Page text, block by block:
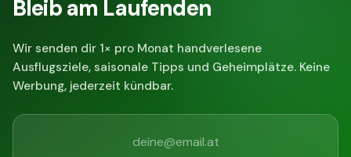
Bleib am Laufenden
Wir senden dir 1× pro Monat handverlesene
Ausflugsziele, saisonale Tipps und Geheimplätze. Keine
Werbung, jederzeit kündbar.